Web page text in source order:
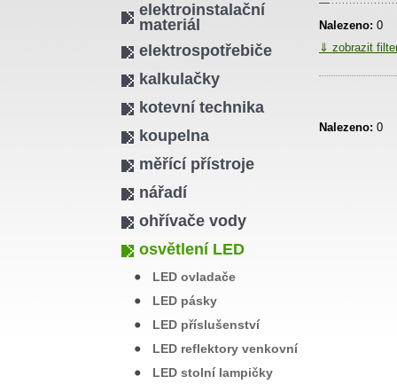
Nalezeno: 0
⇓ zobrazit
Nalezeno: 0
elektroinstalační
materiál
elektrospotřebiče
kalkulačky
kotevní technika
koupelna
měřící přístroje
nářadí
ohřívače vody
osvětlení LED
LED ovladače
LED pásky
LED příslušenství
LED reflektory venkovní
LED stolní lampičky